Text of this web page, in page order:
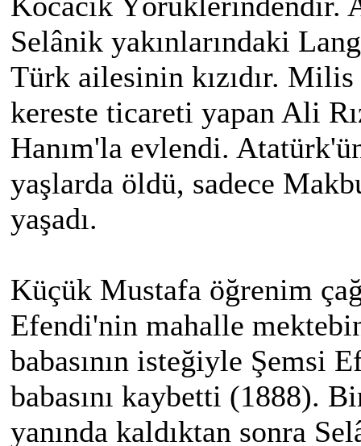
Selânik yakınlarındaki
Türk ailesinin kızıdır.
kereste ticareti yapan Ali
Hanım'la evlendi.
yaşlarda öldü, sadece
yaşadı.
Küçük Mustafa öğrenim
Efendi'nin mahalle
babasının isteğiyle Şemsi
babasını kaybetti (1888).
yanında kaldıktan sonra